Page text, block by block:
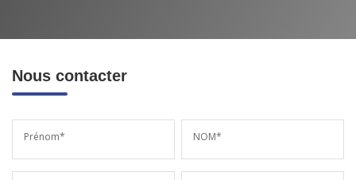
Nous contacter
Prénom* NOM*